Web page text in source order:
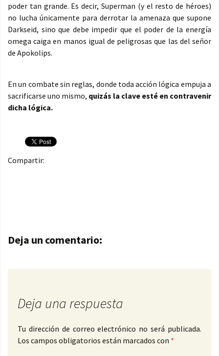
poder tan grande. Es decir, Superman (y el resto de héroes)
no lucha únicamente para derrotar la amenaza que supone
Darkseid, sino que debe impedir que el poder de la energía
omega caiga en manos igual de peligrosas que las del señor
de Apokolips.
En un combate sin reglas, donde toda acción lógica empuja a
sacrificarse uno mismo, quizás la clave esté en contravenir
dicha lógica.
Compartir:
Navegación de entradas
Deja un comentario:
Deja una respuesta
Tu dirección de correo electrónico no será publicada.
Los campos obligatorios están marcados con *